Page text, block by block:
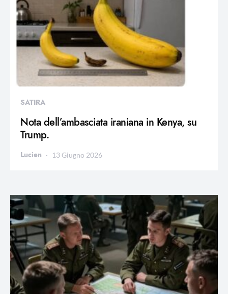
SATIRA
Nota dell’ambasciata iraniana in Kenya, su
Trump.
Lucien 13 Giugno 2026